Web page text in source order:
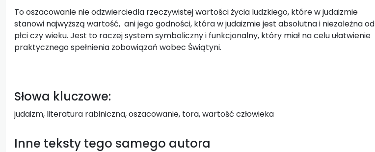
To oszacowanie nie odzwierciedla rzeczywistej wartości życia ludzkiego, które w judaizmie
stanowi najwyższą wartość, ani jego godności, która w judaizmie jest absolutna i niezależna od
płci czy wieku. Jest to raczej system symboliczny i funkcjonalny, który miał na celu ułatwienie
praktycznego spełnienia zobowiązań wobec Świątyni.
Słowa kluczowe:
judaizm, literatura rabiniczna, oszacowanie, tora, wartość człowieka
Inne teksty tego samego autora